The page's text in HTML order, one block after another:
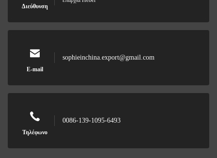
Διεύθυνση
E-mail
sophieinchina.export@gmail.com
Τηλέφωνο
0086-139-1095-6493